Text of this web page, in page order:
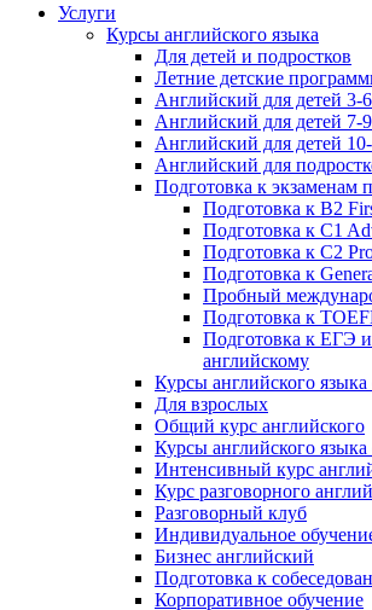
Услуги
Курсы английского языка
Для детей и подростков
Летние детские
Английский для детей 3-
Английский для детей 7-
Английский для детей
Английский для
Подготовка к экзаменам
Подготовка к B2
Подготовка к C1
Подготовка к C2
Подготовка к
Пробный
Подготовка к
Подготовка к ЕГЭ
английскому
Курсы английского
Для взрослых
Общий курс английского
Курсы английского
Интенсивный курс
Курс разговорного
Разговорный клуб
Индивидуальное
Бизнес английский
Подготовка к
Корпоративное обучение